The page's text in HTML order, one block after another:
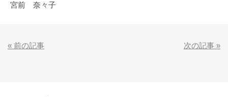
宮前 奈々子
« 前の記事 次の記事 »